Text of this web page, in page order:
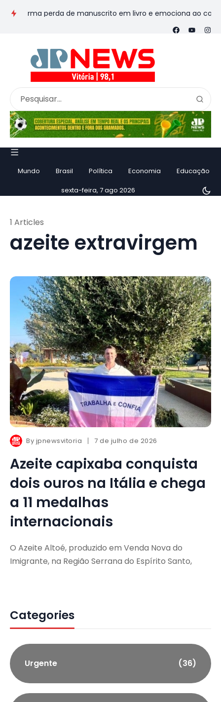
perda de manuscrito em livro e emociona ao contar
Mundo Brasil Política Economia Educação
sexta-feira, 7 ago 2026
azeite extravirgem
1 Articles
By jpnewsvitoria 7 de julho de 2026
Azeite capixaba conquista
dois ouros na Itália e chega
a 11 medalhas
internacionais
O Azeite Altoé, produzido em Venda Nova do
Imigrante, na Região Serrana do Espírito Santo,
Categories
Urgente (36)